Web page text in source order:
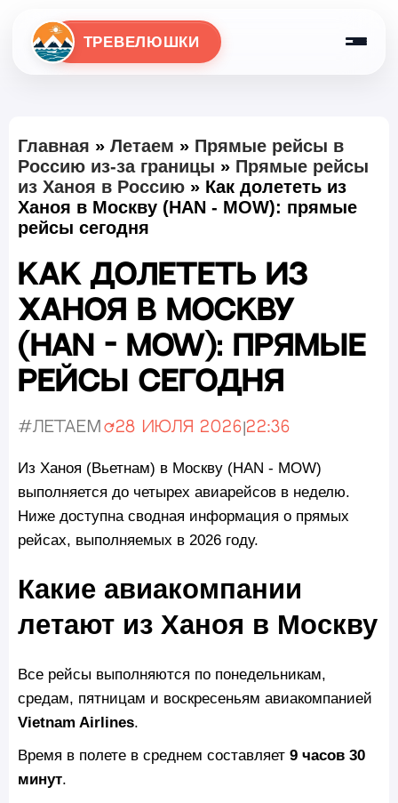
ТРЕВЕЛЮШКИ
Главная » Летаем » Прямые рейсы в
Россию из-за границы » Прямые рейсы
из Ханоя в Россию » Как долететь из
Ханоя в Москву (HAN - MOW): прямые
рейсы сегодня
Как долететь из
Ханоя в Москву
(HAN - MOW): прямые
рейсы сегодня
#Летаем Обновлено:
28 июля 2026 |22:36
Из Ханоя (Вьетнам) в Москву (HAN - MOW)
выполняется до четырех авиарейсов в неделю.
Ниже доступна сводная информация о прямых
рейсах, выполняемых в 2026 году.
Какие авиакомпании
летают из Ханоя в Москву
Все рейсы выполняются по понедельникам,
средам, пятницам и воскресеньям авиакомпанией
Vietnam Airlines.
Время в полете в среднем составляет 9 часов 30
минут.